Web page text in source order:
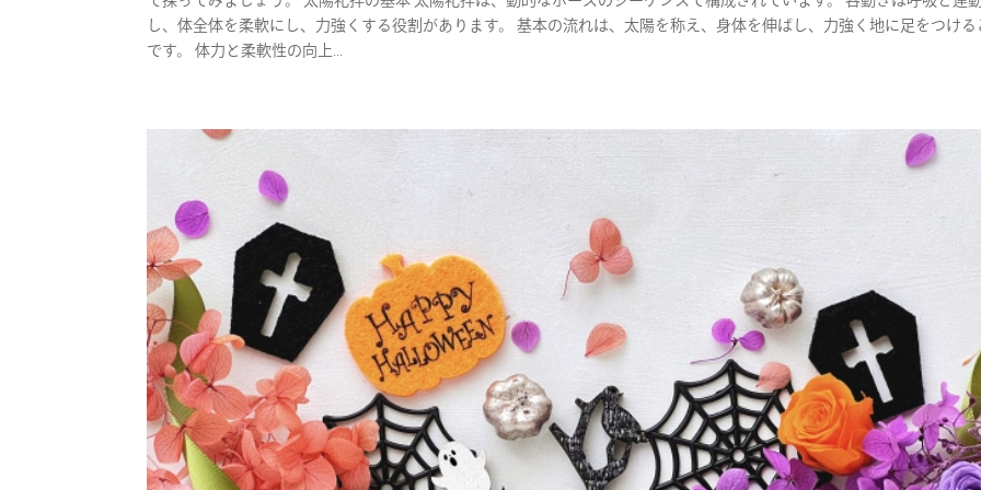
し、体全体を柔軟にし、力強くする役割があります。 基本の流れは、太陽を称え、身体を伸ばし、力強く地に足をつける
です。 体力と柔軟性の向上...